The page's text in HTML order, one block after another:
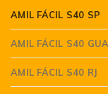
AMIL FÁCIL S40 SP
AMIL FÁCIL S40
AMIL FÁCIL S40 RJ